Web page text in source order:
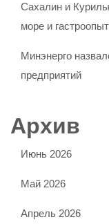
Сахалин и Курилы
море и гастроопыт
Минэнерго
предприятий
Архив
Июнь 2026
Май 2026
Апрель 2026